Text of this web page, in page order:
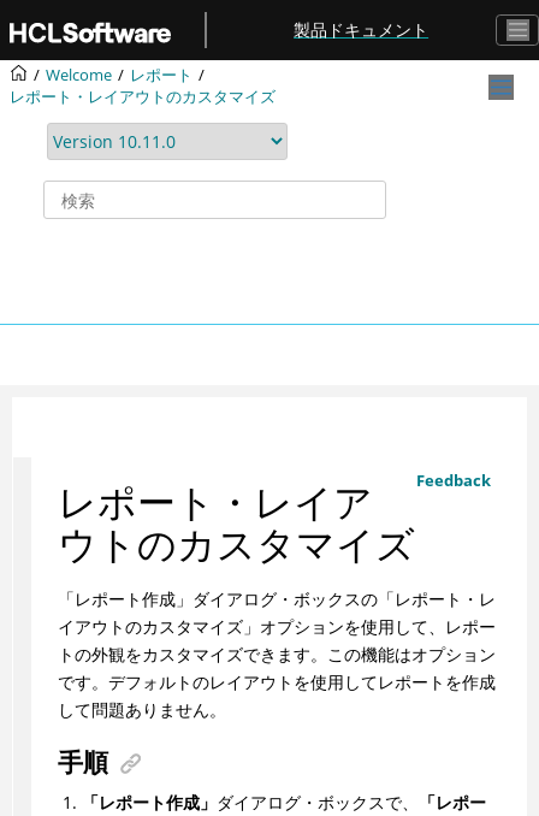
メインコンテンツにジャンプ
製品ドキュメント
Welcome
レポート
レポート・レイアウトのカスタマイズ
Feedback
レポート・レイア
ウトのカスタマイズ
「レポート作成」ダイアログ・ボックスの「レポート・レ
イアウトのカスタマイズ」オプションを使用して、レポー
トの外観をカスタマイズできます。この機能はオプション
です。デフォルトのレイアウトを使用してレポートを作成
して問題ありません。
手順
「レポート作成」 ダイアログ・ボックスで、
「レポー